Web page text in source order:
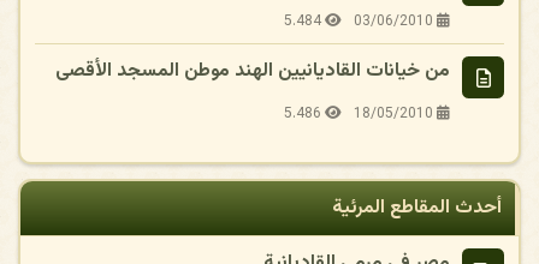
03/06/2010
5.484
من خيانات القاديانيين الهند موطن المسجد الأقصى
18/05/2010
5.486
أحدث المقاطع المرئية